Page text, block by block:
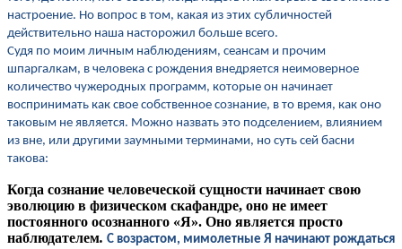
настроение. Но вопрос в том, какая из этих субличностей
действительно наша насторожил больше всего.
Судя по моим личным наблюдениям, сеансам и прочим
шпаргалкам, в человека с рождения внедряется неимоверное
количество чужеродных программ, которые он начинает
воспринимать как свое собственное сознание, в то время, как оно
таковым не является. Можно назвать это подселением, влиянием
из вне, или другими заумными терминами, но суть сей басни
такова:
Когда сознание человеческой сущности начинает свою
эволюцию в физическом скафандре, оно не имеет
постоянного осознанного «Я». Оно является просто
наблюдателем. С возрастом, мимолетные Я начинают рождаться